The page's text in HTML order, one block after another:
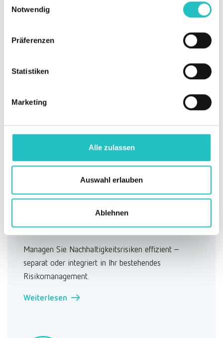
Notwendig
Präferenzen
Statistiken
Marketing
Alle zulassen
Auswahl erlauben
Ablehnen
ordnungsgemäß und erfüllen Sie die Richtlinien der
Weiterlesen →
ESG
Managen Sie Nachhaltigkeitsrisiken effizient –
separat oder integriert in Ihr bestehendes
Risikomanagement.
Weiterlesen →